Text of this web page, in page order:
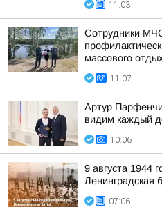
11:03
Сотрудники
массового
11:07
Артур
видим каждый
10:06
9 августа 1944
Ленинградская
07:06